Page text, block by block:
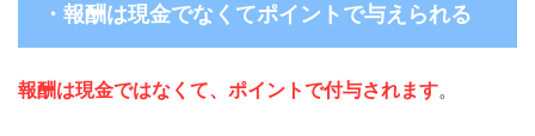
・報酬は現金でなくてポイントで与えられる
報酬は現金ではなくて、ポイントで付与されます。